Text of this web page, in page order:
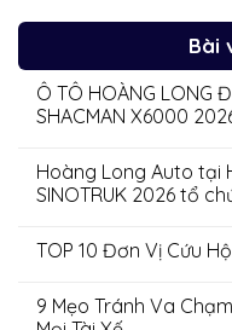
Bài
Ô TÔ HOÀNG LONG
SHACMAN X6000
Hoàng Long Auto tại
SINOTRUK 2026 tổ
TOP 10 Đơn Vị Cứu
9 Mẹo Tránh Va